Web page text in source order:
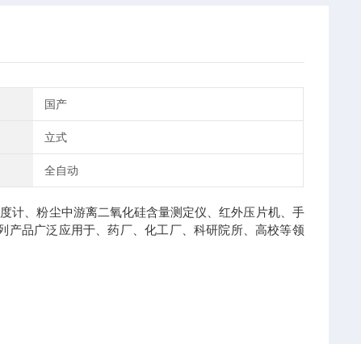
国产
立式
全自动
计、粉尘中游离二氧化硅含量测定仪、红外压片机、手
产品广泛应用于、药厂、化工厂、科研院所、高校等领